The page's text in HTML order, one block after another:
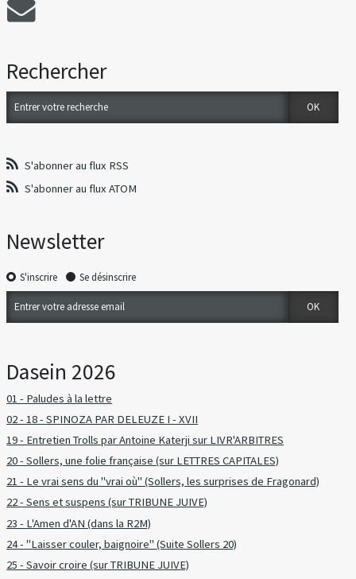
Rechercher
S'abonner au flux RSS
S'abonner au flux ATOM
Newsletter
S'inscrire Se désinscrire
Dasein 2026
01 - Paludes à la lettre
02 - 18 - SPINOZA PAR DELEUZE I - XVII
19 - Entretien Trolls par Antoine Katerji sur LIVR'ARBITRES
20 - Sollers, une folie française (sur LETTRES CAPITALES)
21 - Le vrai sens du "vrai où" (Sollers, les surprises de Fragonard)
22 - Sens et suspens (sur TRIBUNE JUIVE)
23 - L'Amen d'AN (dans la R2M)
24 - "Laisser couler, baignoire" (Suite Sollers 20)
25 - Savoir croire (sur TRIBUNE JUIVE)